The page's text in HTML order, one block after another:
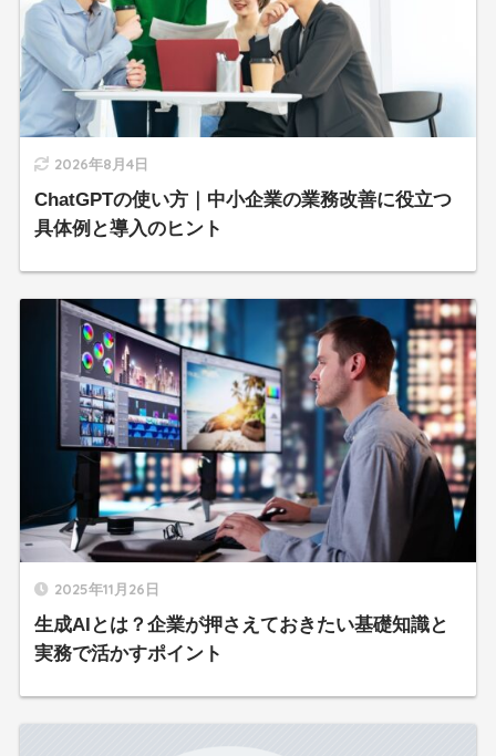
2026年8月4日
ChatGPTの使い方｜中小企業の業務改善に役立つ
具体例と導入のヒント
2025年11月26日
生成AIとは？企業が押さえておきたい基礎知識と
実務で活かすポイント